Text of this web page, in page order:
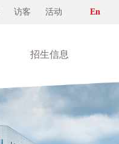
访客 活动 En
招生信息